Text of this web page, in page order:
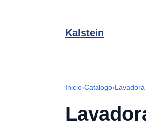
Kalstein
Inicio›Catálogo›